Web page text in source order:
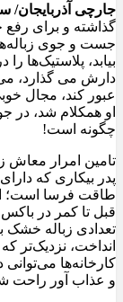
جارچی
گذاشته و برای
جست و جوی
بیابد، پلاستیک‌ها
دارش می گذارد،
عبور کند، مجال
او همکلام شد، در
چگونه است!
تامین امرار معاش
پدر بیکاری که
طاقت فرسا است؛
قبل تا کمر در
تعدادی زباله خشک
انداخت، نزدیک‌تر
کارخانه‌ها
و عذاب آور راحت